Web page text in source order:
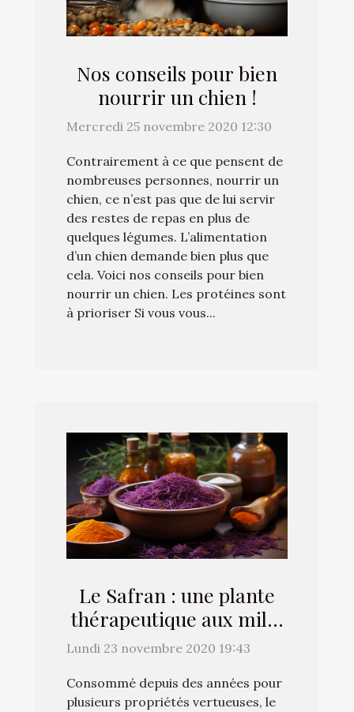
Nos conseils pour bien
nourrir un chien !
Mercredi 25 novembre 2020 12:30
Contrairement à ce que pensent de
nombreuses personnes, nourrir un
chien, ce n’est pas que de lui servir
des restes de repas en plus de
quelques légumes. L’alimentation
d’un chien demande bien plus que
cela. Voici nos conseils pour bien
nourrir un chien. Les protéines sont
à prioriser Si vous vous...
Le Safran : une plante
thérapeutique aux mille
vertus
Lundi 23 novembre 2020 19:43
Consommé depuis des années pour
plusieurs propriétés vertueuses, le